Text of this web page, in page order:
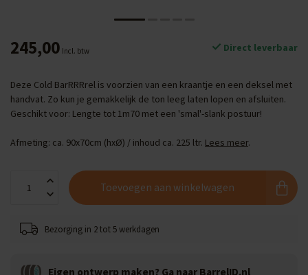
245,00 Incl. btw Direct leverbaar
Deze Cold BarRRRrel is voorzien van een kraantje en een deksel met
handvat. Zo kun je gemakkelijk de ton leeg laten lopen en afsluiten.
Geschikt voor: Lengte tot 1m70 met een 'smal'-slank postuur!
Afmeting: ca. 90x70cm (hxØ) / inhoud ca. 225 ltr. Lees meer.
Toevoegen aan winkelwagen
Bezorging in 2 tot 5 werkdagen
Eigen ontwerp maken? Ga naar BarrelID.nl